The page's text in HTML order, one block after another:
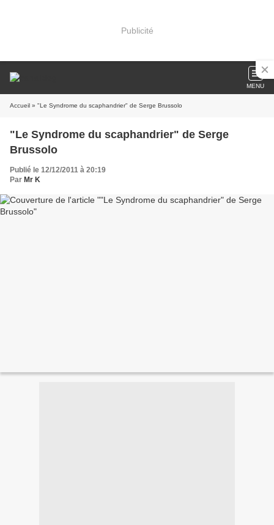
Publicité
MENU
Accueil » "Le Syndrome du scaphandrier" de Serge Brussolo
"Le Syndrome du scaphandrier" de Serge
Brussolo
Publié le 12/12/2011 à 20:19
Par Mr K